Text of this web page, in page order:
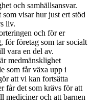
och samhällsansvar.
visar hur just ert stöd
liv.
och för er
för företag som tar socialt
vara en del av.
medmänsklighet
som får växa upp i
att vi kan fortsätta
får det som krävs för att
mediciner och att barnen